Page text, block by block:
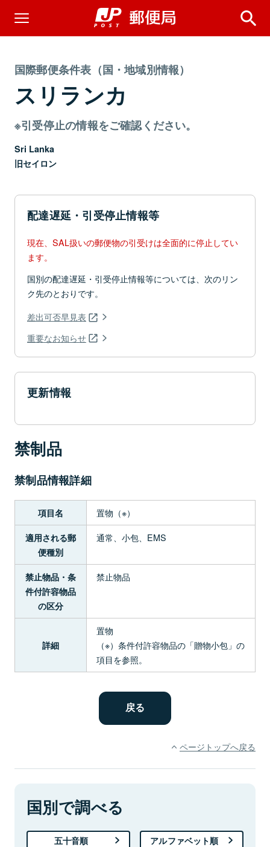
国際郵便条件表（国・地域別情報）
スリランカ
※引受停止の情報をご確認ください。
Sri Lanka
旧セイロン
配達遅延・引受停止情報等
現在、SAL扱いの郵便物の引受けは全面的に停止してい
ます。
国別の配達遅延・引受停止情報等については、次のリン
ク先のとおりです。
差出可否早見表
重要なお知らせ
更新情報
禁制品
禁制品情報詳細
項目名 置物（※）
適用される郵
便種別
通常、小包、EMS
禁止物品・条
件付許容物品
の区分
禁止物品
詳細
置物
（※）条件付許容物品の「贈物小包」の
項目を参照。
ページトップへ戻る
国別で調べる
五十音順 アルファベット順